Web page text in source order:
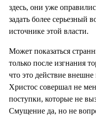
здесь, они уже
задать более серьезный
источнике этой власти.
Может показаться
только после изгнания
что это действие
Христос совершал не
поступки, которые не
Смущение да, но не